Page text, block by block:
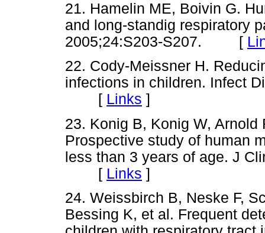
21. Hamelin ME, Boivin G.
and long-standig respiratory
2005;24:S203-S207. [
22. Cody-Meissner H.
infections in children. Infect
[ Links ]
23. Konig B, Konig W,
Prospective study of human
less than 3 years of age. J
[ Links ]
24. Weissbirch B, Neske F,
Bessing K, et al. Frequent